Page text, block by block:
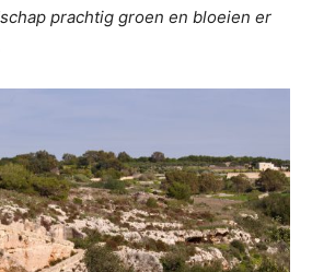
prachtig groen en bloeien er